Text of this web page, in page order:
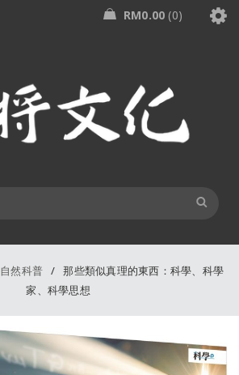
RM0.00 0
自然科普 / 那些類似真理的東西：科學、科學
家、科學思想